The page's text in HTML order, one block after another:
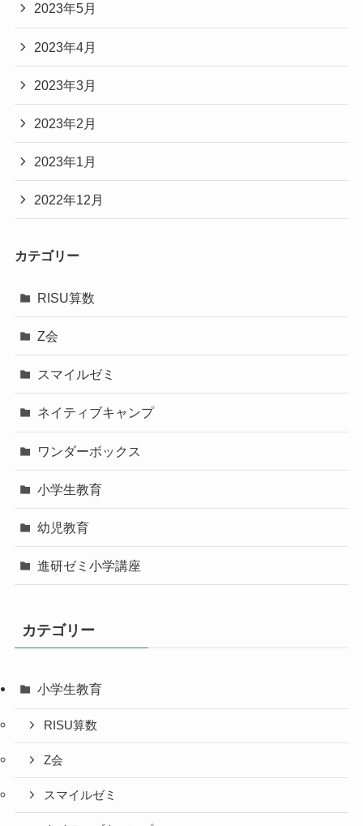
2023年5月
2023年4月
2023年3月
2023年2月
2023年1月
2022年12月
カテゴリー
RISU算数
Z会
スマイルゼミ
ネイティブキャンプ
ワンダーボックス
小学生教育
幼児教育
進研ゼミ小学講座
カテゴリー
小学生教育
RISU算数
Z会
スマイルゼミ